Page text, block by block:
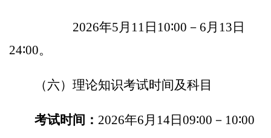
2026年5 月 1 1 日 10∶00 － 6 月 1 3 日
24∶00。
（六）理论知识考试时间及科目
考试时间： 2026年6 月 14日 09∶00 － 10∶00